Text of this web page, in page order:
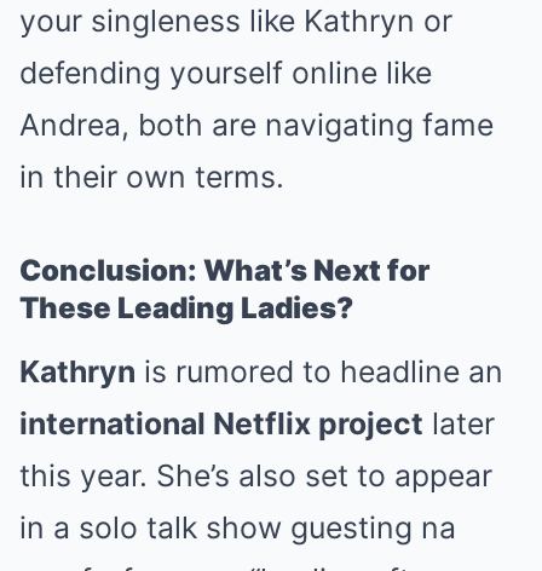
your singleness like Kathryn or
defending yourself online like
Andrea, both are navigating fame
in their own terms.
Conclusion: What’s Next for
These Leading Ladies?
Kathryn is rumored to headline an
international Netflix project later
this year. She’s also set to appear
in a solo talk show guesting na